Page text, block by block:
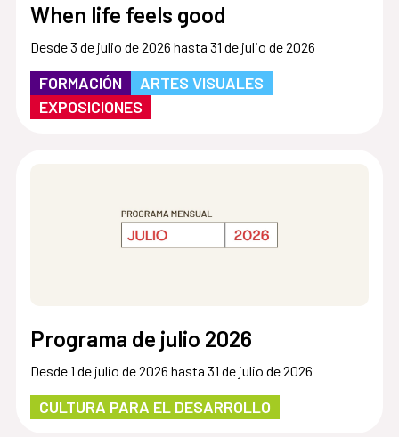
When life feels good
Desde 3 de julio de 2026 hasta 31 de julio de 2026
FORMACIÓN
ARTES VISUALES
EXPOSICIONES
Programa de julio 2026
Desde 1 de julio de 2026 hasta 31 de julio de 2026
CULTURA PARA EL DESARROLLO